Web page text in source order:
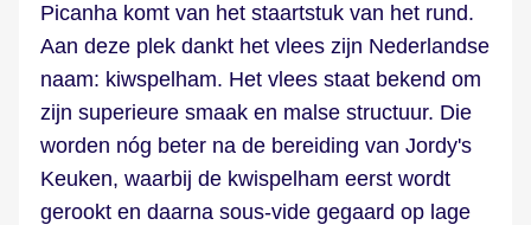
Picanha komt van het staartstuk van het rund.
Aan deze plek dankt het vlees zijn Nederlandse
naam: kiwspelham. Het vlees staat bekend om
zijn superieure smaak en malse structuur. Die
worden nóg beter na de bereiding van Jordy's
Keuken, waarbij de kwispelham eerst wordt
gerookt en daarna sous-vide gegaard op lage